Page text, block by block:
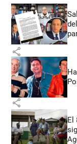
share
share
El